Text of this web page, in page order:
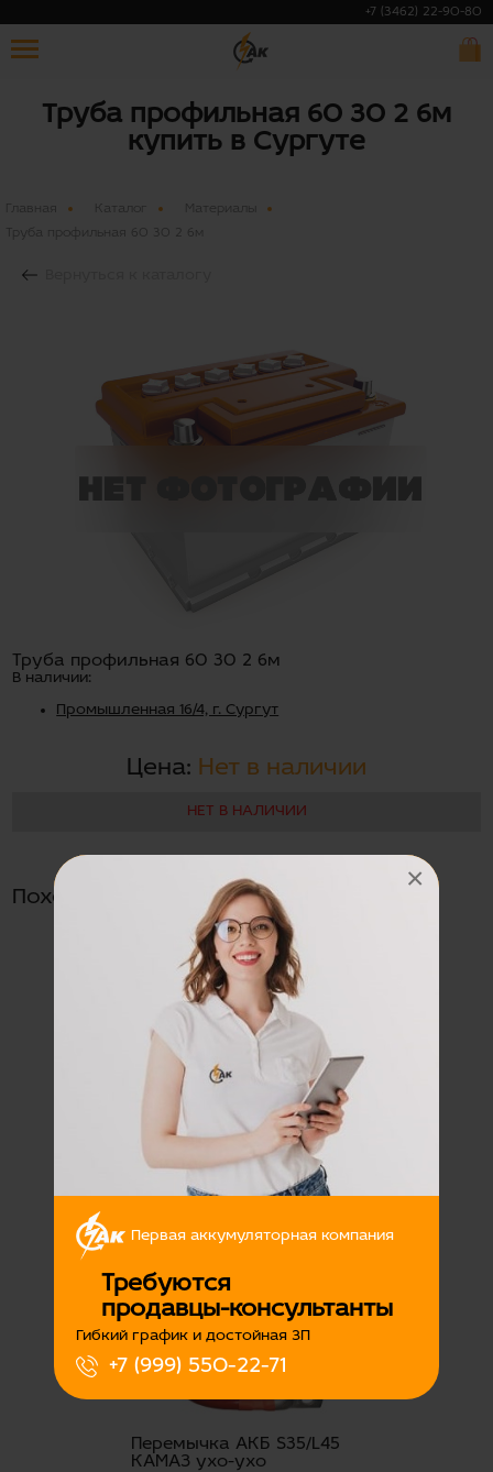
Первая аккумуляторная компания
Требуются
продавцы-консультанты
Гибкий график и достойная ЗП
+7 (999) 550-22-71
×
+7 (3462) 22-90-80
Труба профильная 60 30 2 6м
купить в Сургуте
Главная
Материалы
Труба профильная 60 30 2 6м
Труба профильная 60 30 2 6м
В наличии:
Промышленная 16/4, г. Сургут
Цена: Нет в наличии
НЕТ В НАЛИЧИИ
Похожие товары
Перемычка АКБ S35/L25
КАМАЗ ухо-ухо
Перемычка АКБ S35/L45
КАМАЗ ухо-ухо